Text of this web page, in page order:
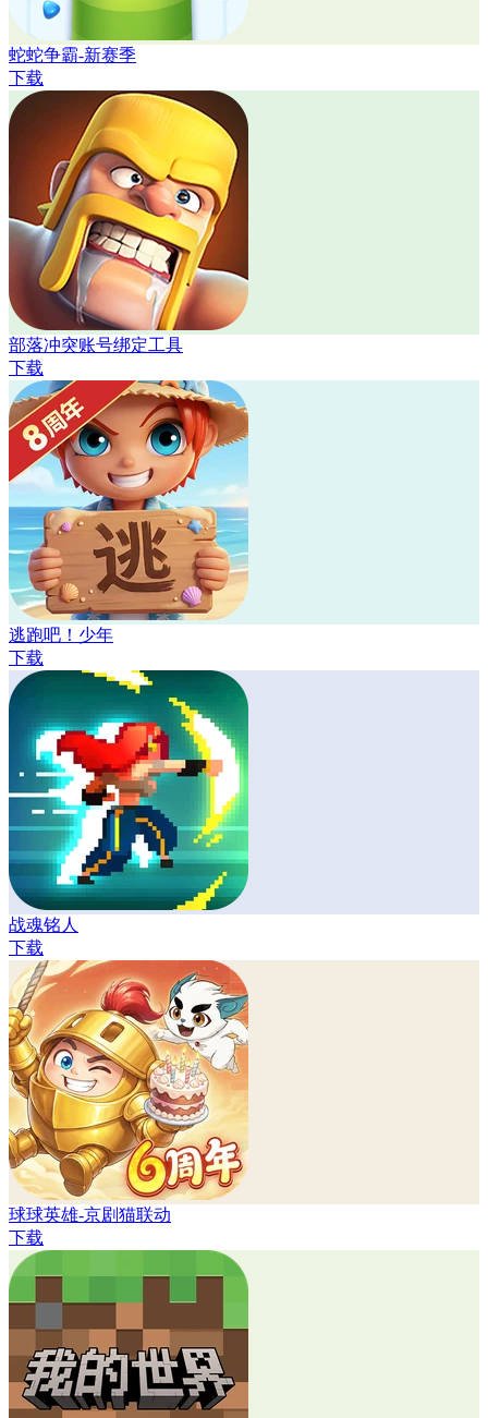
蛇蛇争霸-新赛季
下载
部落冲突账号绑定工具
下载
逃跑吧！少年
下载
战魂铭人
下载
球球英雄-京剧猫联动
下载